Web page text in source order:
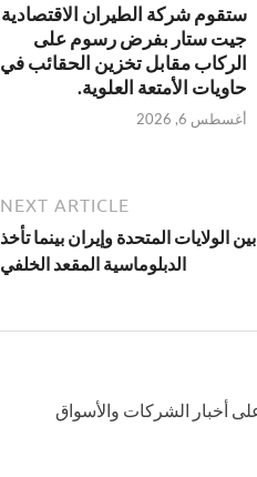
ستقوم شركة الطيران الاقتصادية
جيت ستار بفرض رسوم على
الركاب مقابل تخزين الحقائب في
حاويات الأمتعة العلوية.
أغسطس 6, 2026
NEXT ARTICLE
الولايات المتحدة وإيران بينما تأخذ
الدبلوماسية المقعد الخلفي
أخبار الشركات والأسواق